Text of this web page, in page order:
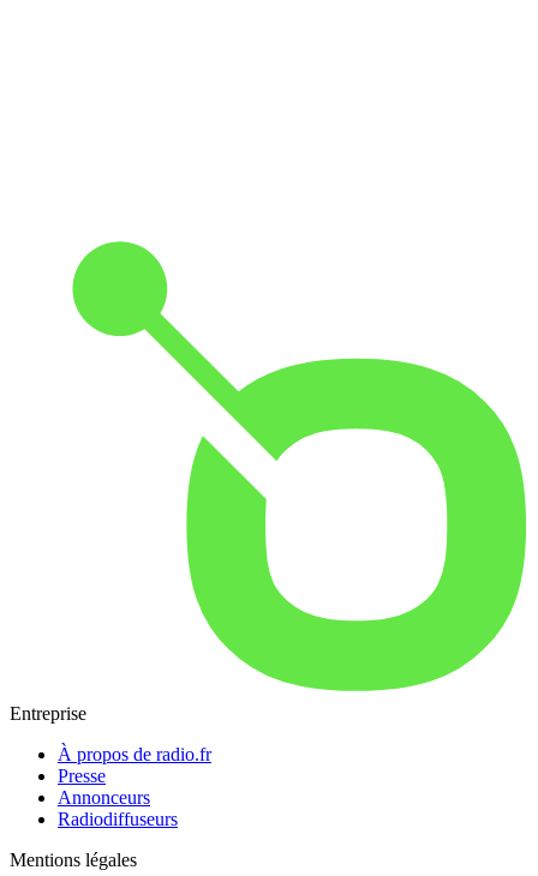
Entreprise
À propos de radio.fr
Presse
Annonceurs
Radiodiffuseurs
Mentions légales